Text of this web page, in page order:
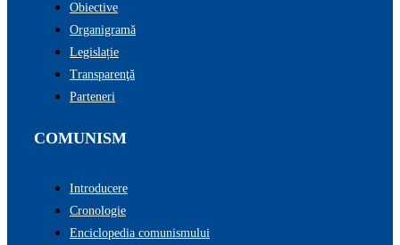
Obiective
Organigramă
Legislație
Transparenţă
Parteneri
COMUNISM
Introducere
Cronologie
Enciclopedia comunismului